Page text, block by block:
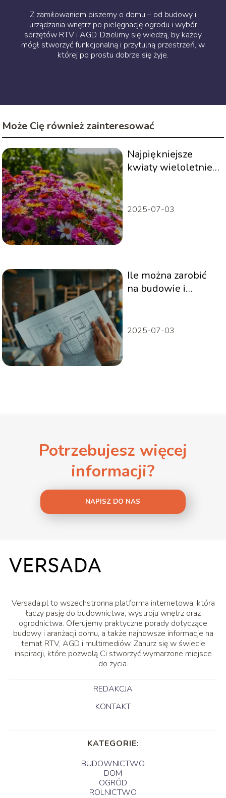
Z zamiłowaniem piszemy o domu – od budowy i
urządzania wnętrz po pielęgnację ogrodu i wybór
sprzętów RTV i AGD. Dzielimy się wiedzą, by każdy
mógł stworzyć funkcjonalną i przytulną przestrzeń, w
której po prostu dobrze się żyje.
Może Cię również zainteresować
Najpiękniejsze
kwiaty wieloletnie
roku
2025-07-03
Ile można zarobić
na budowie i
2025-07-03
Potrzebujesz więcej
informacji?
NAPISZ DO NAS
Versada.pl to wszechstronna platforma internetowa, która
łączy pasję do budownictwa, wystroju wnętrz oraz
ogrodnictwa. Oferujemy praktyczne porady dotyczące
budowy i aranżacji domu, a także najnowsze informacje na
temat RTV, AGD i multimediów. Zanurz się w świecie
inspiracji, które pozwolą Ci stworzyć wymarzone miejsce
do życia.
REDAKCJA
KONTAKT
KATEGORIE:
BUDOWNICTWO
DOM
OGRÓD
ROLNICTWO